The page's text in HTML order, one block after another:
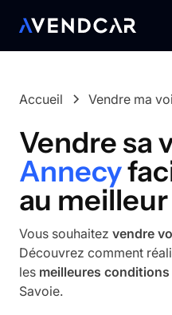
Accueil Vendre ma
Vendre sa
Annecy
au
Vous souhaitez vendre
Découvrez comment
les meilleures conditions
Savoie.